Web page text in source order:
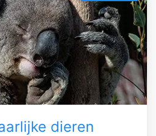
dieren